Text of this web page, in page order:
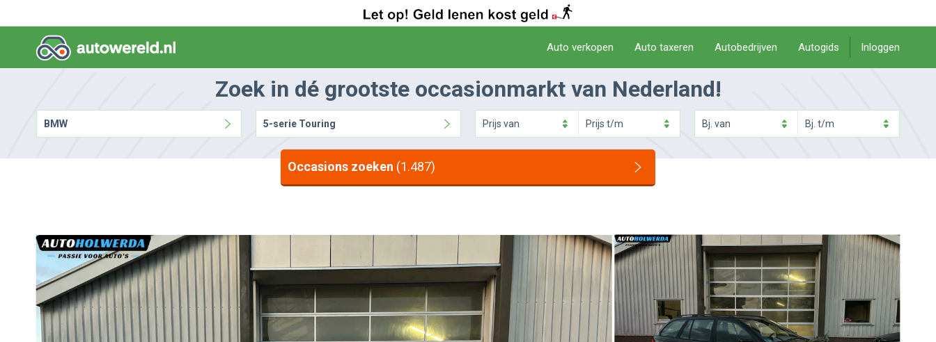
Auto verkopen Auto taxeren Autobedrijven Autogids Inloggen
Zoek in dé grootste occasionmarkt van Nederland!
BMW 5-serie Touring Prijs van Prijs t/m Bj. van Bj. t/m
Occasions zoeken (1.487)